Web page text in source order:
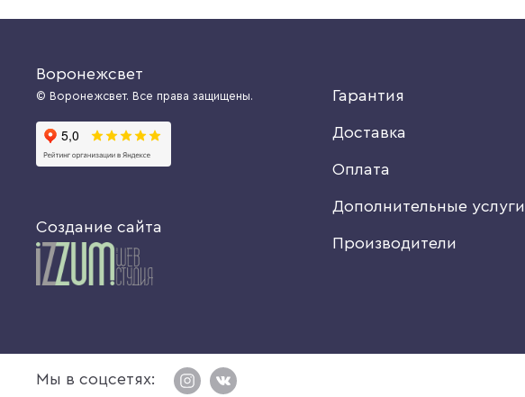
Воронежсвет
© Воронежсвет. Все права защищены.
Создание сайта
Гарантия
Доставка
Оплата
Дополнительные услуги
Производители
Мы в соцсетях: